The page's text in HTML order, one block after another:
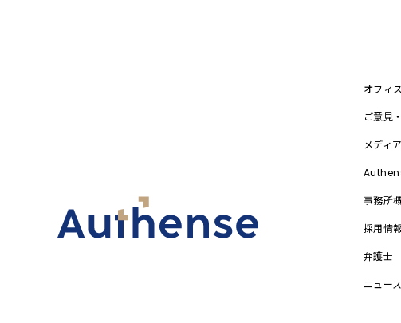
オフィ
ご意見
メディ
事務所
採用情
弁護士
ニュー